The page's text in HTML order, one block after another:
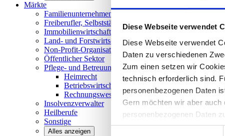
Diese Webseite verwendet
Diese Webseite verwendet
Daten zu verschiedenen
Zum einen setzen wir
technisch erforderlich sind.
personenbezogenen Daten
Gern möchten wir aber
personenbezogenen Daten
Märkte
Familienunternehmen und
Freiberufler, Selbstständige undPrivatpersonen
Immobilienwirtschaft
Land- und Forstwirtschaft
Non-Profit-Organisationen
Öffentlicher Sektor
Pflege- und Betreuungseinrichtungen
Heimrecht
Betriebswirtschaftliche Beratung
Rechnungswesen/Controlling
Insolvenzverwalter
Heilberufe
Sonstige
Alles anzeigen